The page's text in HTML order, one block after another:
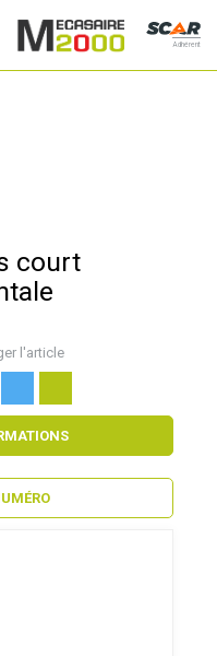
Adhérent
court
l'article